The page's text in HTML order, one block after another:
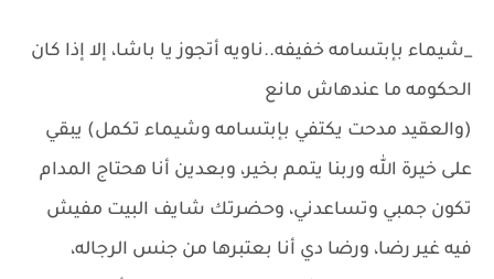
_شيماء بإبتسامه خفيفه..ناويه أتجوز يا باشا، إلا إذا كان
الحكومه ما عندهاش مانع
(والعقيد مدحت يكتفي بإبتسامه وشيماء تكمل) يبقي
على خيرة الله وربنا يتمم بخير، وبعدين أنا هحتاج المدام
تكون جمبي وتساعدني، وحضرتك شايف البيت مفيش
فيه غير رضا، ورضا دي أنا بعتبرها من جنس الرجاله،